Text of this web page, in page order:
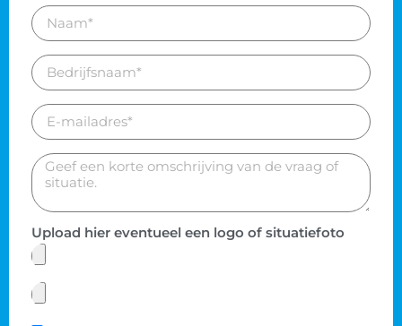
Upload hier eventueel een logo of situatiefoto